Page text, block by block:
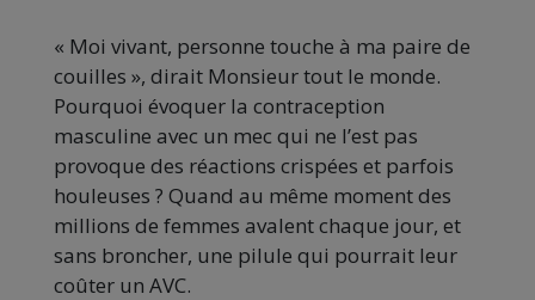
« Moi vivant, personne touche à ma paire de
couilles », dirait Monsieur tout le monde.
Pourquoi évoquer la contraception
masculine avec un mec qui ne l’est pas
provoque des réactions crispées et parfois
houleuses ? Quand au même moment des
millions de femmes avalent chaque jour, et
sans broncher, une pilule qui pourrait leur
coûter un AVC.